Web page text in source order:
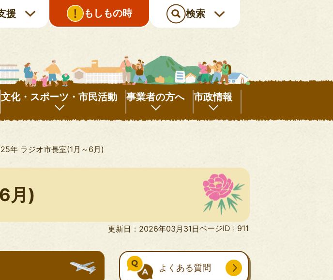
援 もしもの時 検索
文化・スポーツ・市民活動
ツ・
市
事業者の方へ
事
市政情報
市
年 ラジオ市長室(1月～6月)
月)
更新日：2026年03月31日ページID : 911
よくある質問